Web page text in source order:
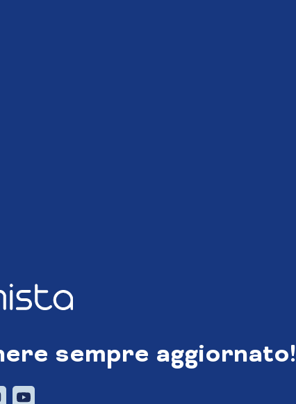
sempre aggiornato!